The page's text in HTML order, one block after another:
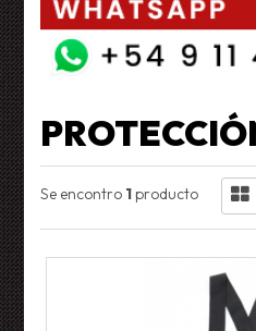
Se encontro 1producto